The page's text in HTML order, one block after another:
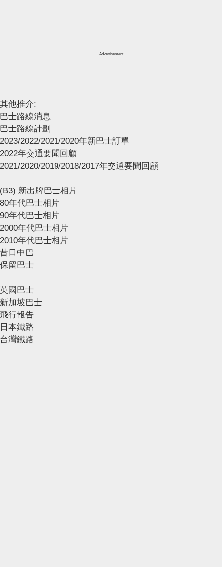
Advertisement
其他推介:
巴士路線消息
巴士路線計劃
2023/2022/2021/2020年新巴士訂單
2022年交通要聞回顧
2021/2020/2019/2018/2017年交通要聞回顧
(B3) 新出牌巴士相片
80年代巴士相片
90年代巴士相片
2000年代巴士相片
2010年代巴士相片
昔日中巴
保留巴士
英國巴士
新加坡巴士
飛行報告
日本鐵路
台灣鐵路